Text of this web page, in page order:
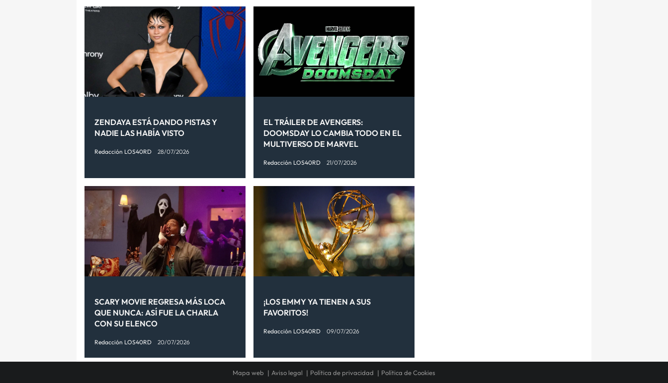
ZENDAYA ESTÁ DANDO PISTAS Y
NADIE LAS HABÍA VISTO
Redacción LOS40RD 28/07/2026
EL TRÁILER DE AVENGERS:
DOOMSDAY LO CAMBIA TODO EN EL
MULTIVERSO DE MARVEL
Redacción LOS40RD 21/07/2026
SCARY MOVIE REGRESA MÁS LOCA
QUE NUNCA: ASÍ FUE LA CHARLA
CON SU ELENCO
Redacción LOS40RD 20/07/2026
¡LOS EMMY YA TIENEN A SUS
FAVORITOS!
Redacción LOS40RD 09/07/2026
Mapa web Aviso legal Política de privacidad Política de Cookies